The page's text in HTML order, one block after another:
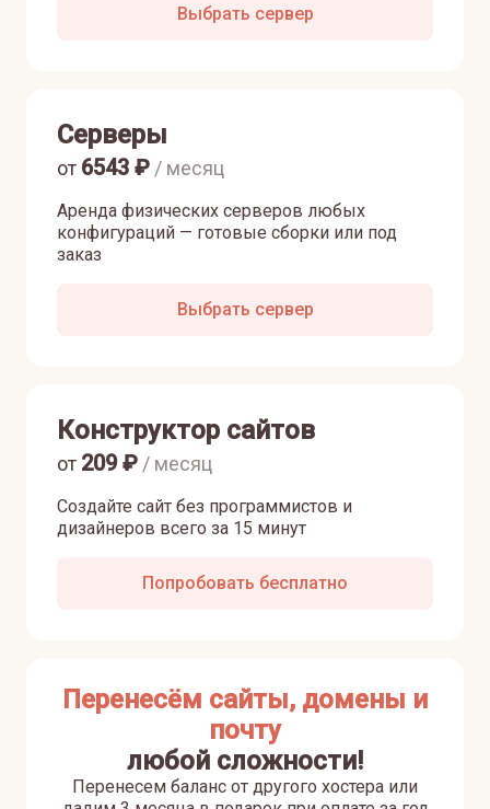
Выбрать сервер
Серверы
Аренда физических серверов любых
конфигураций — готовые сборки или под
заказ
от 6543 ₽ / месяц
Выбрать сервер
Конструктор сайтов
Создайте сайт без программистов и
дизайнеров всего за 15 минут
от 209₽ / месяц
Попробовать бесплатно
Перенесём сайты, домены и
почту
любой сложности!
Перенесем баланс от другого хостера или